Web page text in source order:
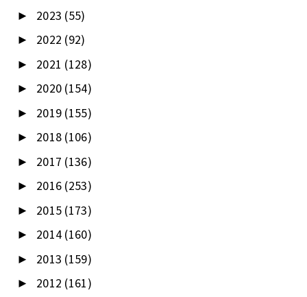
► 2023 (55)
► 2022 (92)
► 2021 (128)
► 2020 (154)
► 2019 (155)
► 2018 (106)
► 2017 (136)
► 2016 (253)
► 2015 (173)
► 2014 (160)
► 2013 (159)
► 2012 (161)